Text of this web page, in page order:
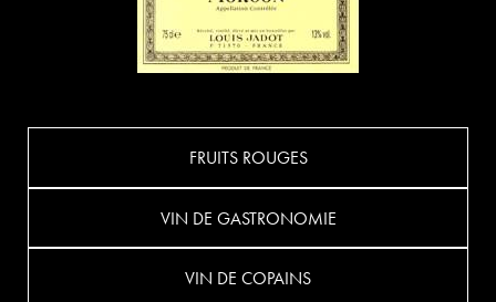
FRUITS ROUGES
VIN DE GASTRONOMIE
VIN DE COPAINS